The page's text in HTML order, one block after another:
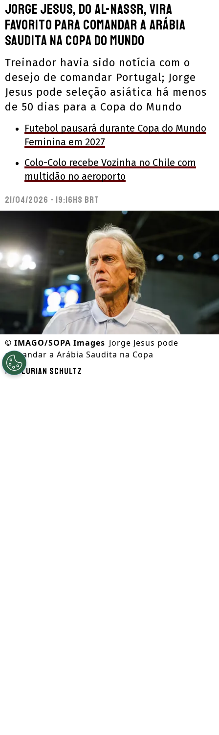
Jorge Jesus, do Al-Nassr, vira
favorito para comandar a Arábia
Saudita na Copa do Mundo
Treinador havia sido notícia com o
desejo de comandar Portugal; Jorge
Jesus pode seleção asiática há menos
de 50 dias para a Copa do Mundo
Futebol pausará durante Copa do Mundo
Feminina em 2027
Colo-Colo recebe Vozinha no Chile com
multidão no aeroporto
21/04/2026 - 19:16hs BRT
© IMAGO/SOPA Images Jorge Jesus pode
comandar a Arábia Saudita na Copa
PorLurian Schultz